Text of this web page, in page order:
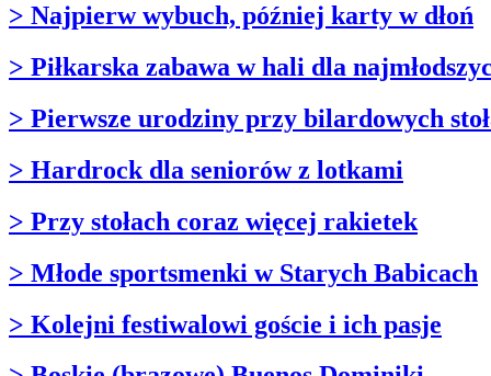
> Najpierw wybuch, później karty w dłoń
> Piłkarska zabawa w hali dla
> Pierwsze urodziny przy bilardowych
> Hardrock dla seniorów z lotkami
> Przy stołach coraz więcej rakietek
> Młode sportsmenki w Starych Babicach
> Kolejni festiwalowi goście i ich pasje